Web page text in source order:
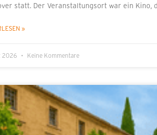
statt. Der Veranstaltungsort war ein Kino,
»
2026 Keine Kommentare